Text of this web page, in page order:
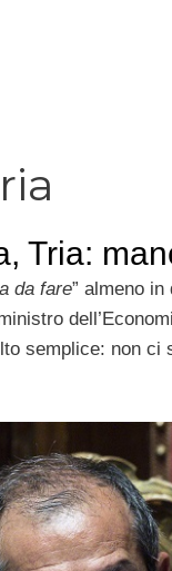
Tria:
da fare” almeno
semplice: non ci